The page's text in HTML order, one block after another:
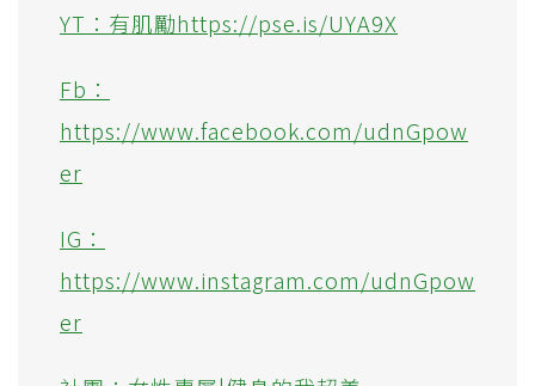
YT：有肌勵https://pse.is/UYA9X
Fb：
https://www.facebook.com/udnGpow
er
IG：
https://www.instagram.com/udnGpow
er